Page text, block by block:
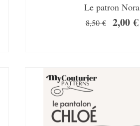
Le patron Nora
8,50€ 2,00€